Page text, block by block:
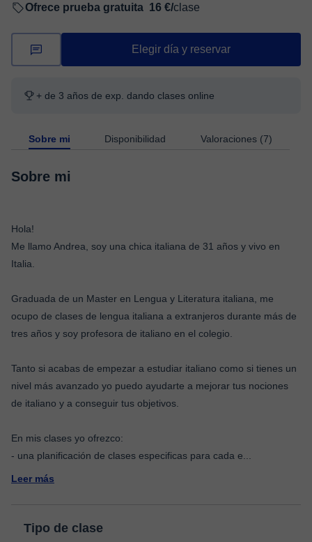
Ofrece prueba gratuita 16 €/clase
Elegir día y reservar
+ de 3 años de exp. dando clases online
Sobre mi Disponibilidad Valoraciones (7)
Sobre mi
Hola!
Me llamo Andrea, soy una chica italiana de 31 años y vivo en
Italia.
Graduada de un Master en Lengua y Literatura italiana, me
ocupo de clases de lengua italiana a extranjeros durante más de
tres años y soy profesora de italiano en el colegio.
Tanto si acabas de empezar a estudiar italiano como si tienes un
nivel más avanzado yo puedo ayudarte a mejorar tus nociones
de italiano y a conseguir tus objetivos.
En mis clases yo ofrezco:
- una planificación de clases especificas para cada e
Leer más
Tipo de clase